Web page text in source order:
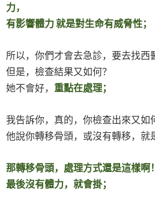
力，
有影響體力就是對生命有威脅性；
所以，你們才會去急診，要去找西
但是，檢查結果又如何？
她不會好， 重點在處理；
我告訴你，真的，你檢查出來又如
他說你轉移骨頭，或沒有轉移，就
那轉移骨頭，處理方式還是這樣啊！
最後沒有體力，就會掛；